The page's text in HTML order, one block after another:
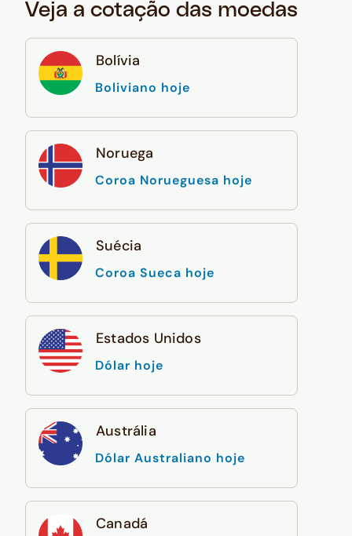
Veja a cotação das moedas
Bolívia
Boliviano hoje
Noruega
Coroa Norueguesa hoje
Suécia
Coroa Sueca hoje
Estados Unidos
Dólar hoje
Austrália
Dólar Australiano hoje
Canadá